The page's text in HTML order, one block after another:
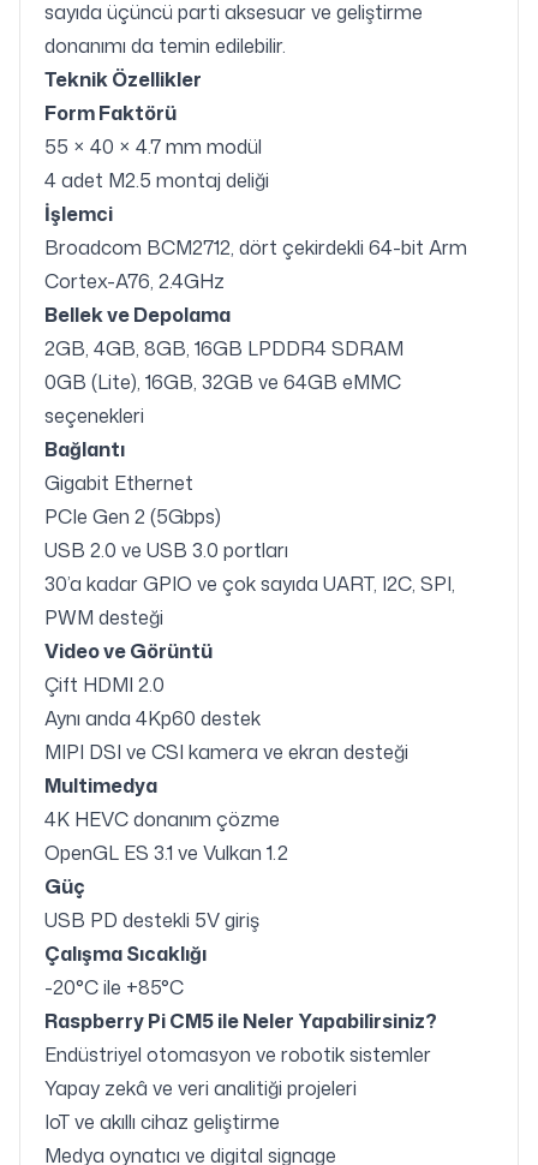
sayıda üçüncü parti aksesuar ve geliştirme
donanımı da temin edilebilir.
Teknik Özellikler
Form Faktörü
55 × 40 × 4.7 mm modül
4 adet M2.5 montaj deliği
İşlemci
Broadcom BCM2712, dört çekirdekli 64-bit Arm
Cortex-A76, 2.4GHz
Bellek ve Depolama
2GB, 4GB, 8GB, 16GB LPDDR4 SDRAM
0GB (Lite), 16GB, 32GB ve 64GB eMMC
seçenekleri
Bağlantı
Gigabit Ethernet
PCIe Gen 2 (5Gbps)
USB 2.0 ve USB 3.0 portları
30’a kadar GPIO ve çok sayıda UART, I2C, SPI,
PWM desteği
Video ve Görüntü
Çift HDMI 2.0
Aynı anda 4Kp60 destek
MIPI DSI ve CSI kamera ve ekran desteği
Multimedya
4K HEVC donanım çözme
OpenGL ES 3.1 ve Vulkan 1.2
Güç
USB PD destekli 5V giriş
Çalışma Sıcaklığı
-20°C ile +85°C
Raspberry Pi CM5 ile Neler Yapabilirsiniz?
Endüstriyel otomasyon ve robotik sistemler
Yapay zekâ ve veri analitiği projeleri
IoT ve akıllı cihaz geliştirme
Medya oynatıcı ve digital signage